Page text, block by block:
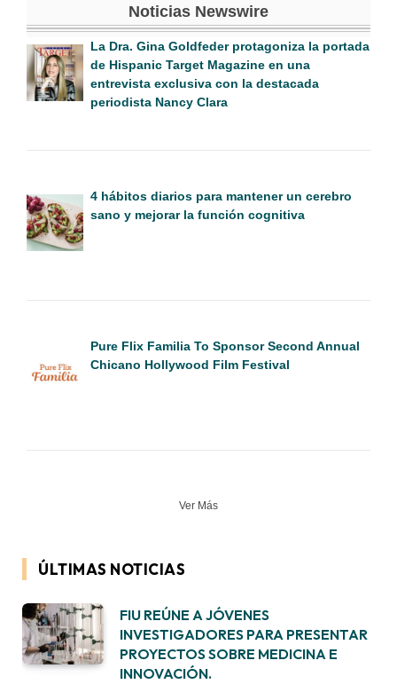
Noticias Newswire
La Dra. Gina Goldfeder protagoniza la portada
de Hispanic Target Magazine en una
entrevista exclusiva con la destacada
periodista Nancy Clara
4 hábitos diarios para mantener un cerebro
sano y mejorar la función cognitiva
Pure Flix Familia To Sponsor Second Annual
Chicano Hollywood Film Festival
Ver Más
ÚLTIMAS NOTICIAS
FIU REÚNE A JÓVENES
INVESTIGADORES PARA PRESENTAR
PROYECTOS SOBRE MEDICINA E
INNOVACIÓN.